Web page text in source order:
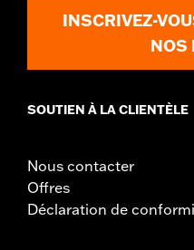
INSCRIVEZ-
NOS
SOUTIEN À LA CLIENTÈLE
Nous contacter
Offres
Déclaration de